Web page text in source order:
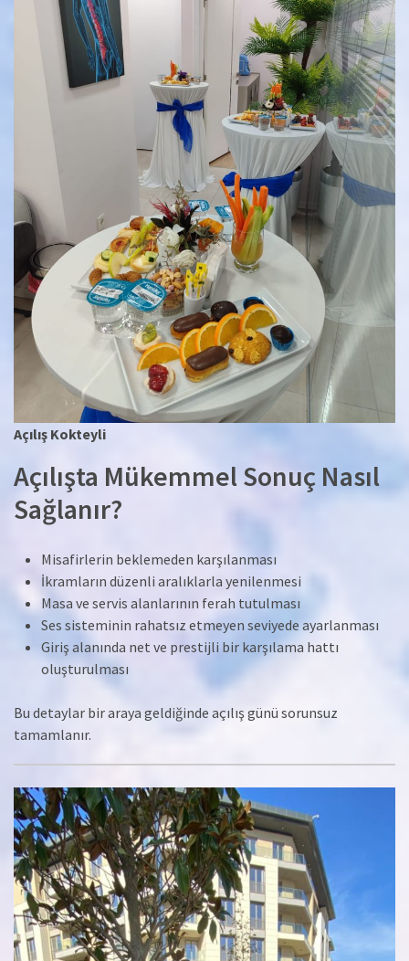
Açılış Kokteyli
Açılışta Mükemmel Sonuç Nasıl
Sağlanır?
Misafirlerin beklemeden karşılanması
İkramların düzenli aralıklarla yenilenmesi
Masa ve servis alanlarının ferah tutulması
Ses sisteminin rahatsız etmeyen seviyede ayarlanması
Giriş alanında net ve prestijli bir karşılama hattı
oluşturulması
Bu detaylar bir araya geldiğinde açılış günü sorunsuz
tamamlanır.